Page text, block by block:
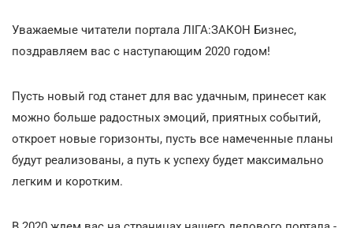
Уважаемые читатели портала ЛІГА:ЗАКОН Бизнес,
поздравляем вас с наступающим 2020 годом!
Пусть новый год станет для вас удачным, принесет как
можно больше радостных эмоций, приятных событий,
откроет новые горизонты, пусть все намеченные планы
будут реализованы, а путь к успеху будет максимально
легким и коротким.